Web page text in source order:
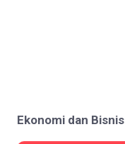
Ekonomi dan Bisnis